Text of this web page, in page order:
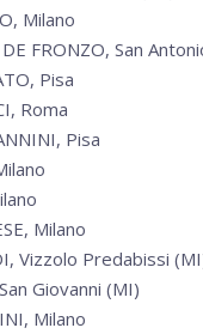
Milano
FRONZO, San
Pisa
Roma
Pisa
Milano
Vizzolo Predabissi
Giovanni (MI)
Milano